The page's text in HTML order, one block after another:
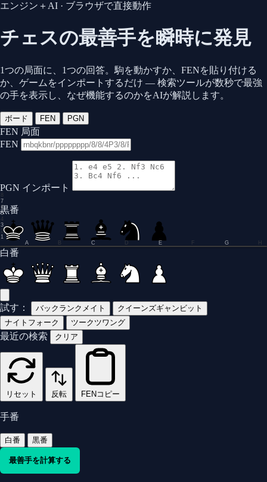
エンジン＋AI · ブラウザで直接動作
チェスの最善手を瞬時に発見
1つの局面に、1つの回答。駒を動かすか、FENを貼り付ける
か、ゲームをインポートするだけ — 検索ツールが数秒で最強
の手を表示し、なぜ機能するのかをAIが解説します。
ボード FEN PGN
FEN 局面
FEN
PGN インポート
黒番
0.0
1
2
3
4
5
6
7
A B C D E F G H
白番
試す： バックランクメイト
クイーンズギャンビット
ナイトフォーク
ツークツワング
最近の検索 クリア
リセット 反転 FENコピー
手番
白番 黒番
最善手を計算する